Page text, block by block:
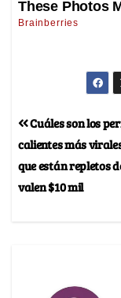
Cuáles son los
calientes más
que están repletos
valen $10 mil